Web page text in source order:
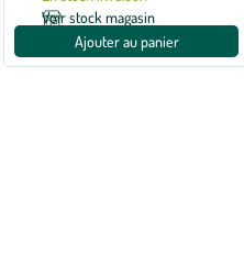
Voir stock magasin
Ajouter au panier